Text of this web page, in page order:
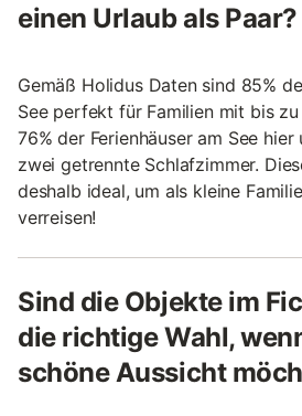
einen Urlaub als Paar?
Gemäß Holidus Daten sind 85%
See perfekt für Familien mit bis
76% der Ferienhäuser am See
zwei getrennte Schlafzimmer.
deshalb ideal, um als kleine
verreisen!
Sind die Objekte im
die richtige Wahl,
schöne Aussicht